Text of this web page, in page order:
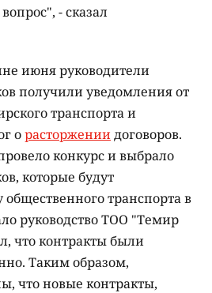
- сказал
июня руководители
получили уведомления от
транспорта и
орасторжениидоговоров.
конкурс и выбрало
которые будут
общественного транспорта в
руководство ТОО "Темир
что контракты были
Таким образом,
что новые контракты,